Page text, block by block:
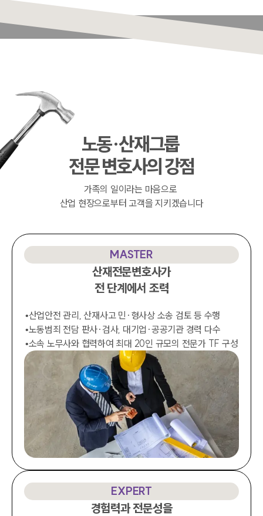
사례분석/최신동향
법률정보
법률지식인
고객후기
구성원 소개
노동산재전문변호사
언론보도
공지사항
법률 블로그
법률서식
뉴스레터/브로슈어
대륜법률상담예약
대륜법률상담예약
노동·산재그룹
전문 변호사의 강점
가족의 일이라는 마음으로
산업 현장으로부터 고객을 지키겠습니다
MASTER
산재전문변호사가
전 단계에서 조력
•산업안전 관리, 산재사고 민·형사상 소송 검토 등 수행
•노동범죄 전담 판사·검사, 대기업·공공기관 경력 다수
•소속 노무사와 협력하여 최대 20인 규모의 전문가 TF 구성
EXPERT
경험력과 전문성을